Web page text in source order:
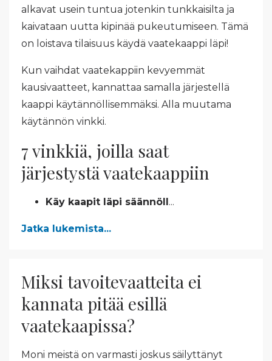
alkavat usein tuntua jotenkin tunkkaisilta ja
kaivataan uutta kipinää pukeutumiseen. Tämä
on loistava tilaisuus käydä vaatekaappi läpi!
Kun vaihdat vaatekappiin kevyemmät
kausivaatteet, kannattaa samalla järjestellä
kaappi käytännöllisemmäksi. Alla muutama
käytännön vinkki.
7 vinkkiä, joilla saat
järjestystä vaatekaappiin
Käy kaapit läpi säännöll...
Jatka lukemista...
Miksi tavoitevaatteita ei
kannata pitää esillä
vaatekaapissa?
Moni meistä on varmasti joskus säilyttänyt